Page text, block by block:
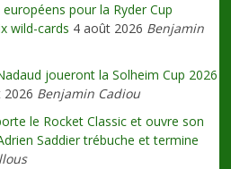
pour la Ryder Cup
wild-cards 4 août 2026 Benjamin
joueront la Solheim Cup 2026
2026 Benjamin Cadiou
le Rocket Classic et ouvre son
Saddier trébuche et termine